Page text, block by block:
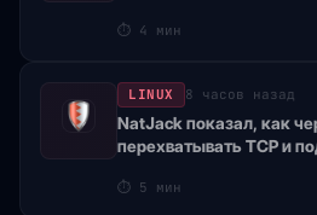
⏱ 4 мин
LINUX 8 часов назад
NatJack показал, как
перехватывать TCP и
⏱ 5 мин